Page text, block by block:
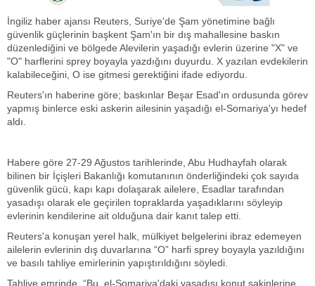
İngiliz haber ajansı Reuters, Suriye'de Şam yönetimine bağlı
güvenlik güçlerinin başkent Şam'ın bir dış mahallesine baskın
düzenlediğini ve bölgede Alevilerin yaşadığı evlerin üzerine "X" ve
"O" harflerini sprey boyayla yazdığını duyurdu. X yazılan evdekilerin
kalabileceğini, O ise gitmesi gerektiğini ifade ediyordu.
Reuters'ın haberine göre; baskınlar Beşar Esad'ın ordusunda görev
yapmış binlerce eski askerin ailesinin yaşadığı el-Somariya'yı hedef
aldı.
Habere göre 27-29 Ağustos tarihlerinde, Abu Hudhayfah olarak
bilinen bir İçişleri Bakanlığı komutanının önderliğindeki çok sayıda
güvenlik gücü, kapı kapı dolaşarak ailelere, Esadlar tarafından
yasadışı olarak ele geçirilen topraklarda yaşadıklarını söyleyip
evlerinin kendilerine ait olduğuna dair kanıt talep etti.
Reuters'a konuşan yerel halk, mülkiyet belgelerini ibraz edemeyen
ailelerin evlerinin dış duvarlarına “O” harfi sprey boyayla yazıldığını
ve basılı tahliye emirlerinin yapıştırıldığını söyledi.
Tahliye emrinde, “Bu, el-Somariya'daki yasadışı konut sakinlerine,